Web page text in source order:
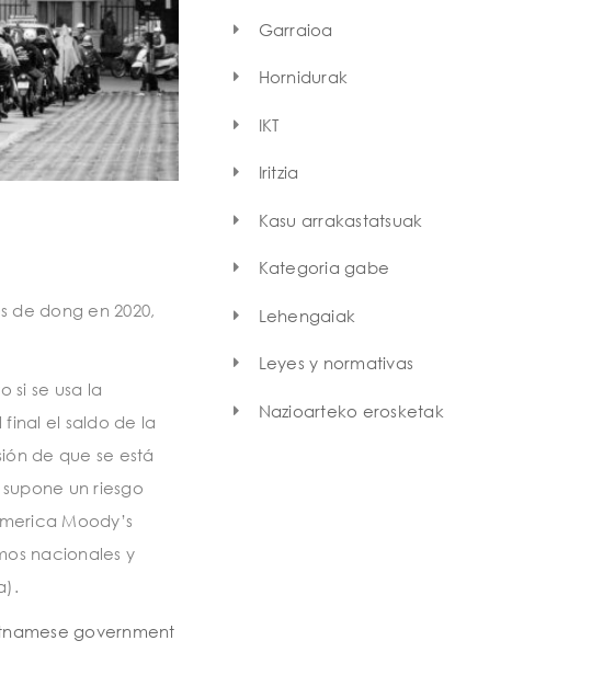
de dong en 2020,
si se usa la
final el saldo de la
de que se está
un riesgo
Moody’s
nacionales y
government
Garraioa
Hornidurak
IKT
Iritzia
Kasu arrakastatsuak
Kategoria gabe
Lehengaiak
Leyes y normativas
Nazioarteko erosketak